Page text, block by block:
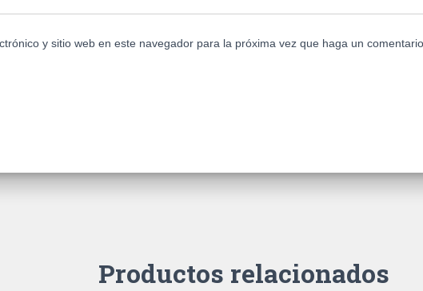
y sitio web en este navegador para la próxima vez que haga un
Productos relacionados